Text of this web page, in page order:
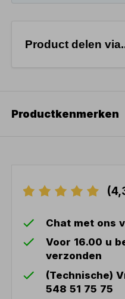
Product delen
Productkenmerken
Chat met ons
Voor 16.00 u
verzonden
(Technische)
548 51 75 75